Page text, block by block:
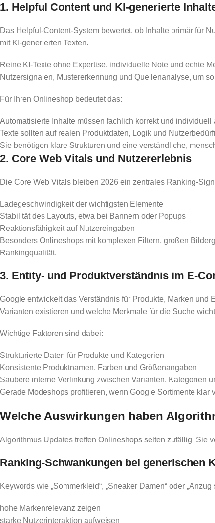
1. Helpful Content und KI-generierte
Das Helpful-Content-System bewertet, ob Inhalte primär für
mit KI-generierten Texten.
Reine KI-Texte ohne Expertise, individuelle Note und echte
Nutzersignalen, Mustererkennung und Quellenanalyse, um
Für Ihren Onlineshop bedeutet das:
Automatisierte Inhalte müssen fachlich korrekt und individuell
Texte sollten auf realen Produktdaten, Logik und
Sie benötigen klare Strukturen und eine verständliche,
2. Core Web Vitals und Nutzererlebnis
Die Core Web Vitals bleiben 2026 ein zentrales Ranking-
Ladegeschwindigkeit der wichtigsten Elemente
Stabilität des Layouts, etwa bei Bannern oder Popups
Reaktionsfähigkeit auf Nutzereingaben
Besonders Onlineshops mit komplexen Filtern, großen
Rankingqualität.
3. Entity- und Produktverständnis im E-
Google entwickelt das Verständnis für Produkte, Marken
Varianten existieren und welche Merkmale für die Suche
Wichtige Faktoren sind dabei:
Strukturierte Daten für Produkte und Kategorien
Konsistente Produktnamen, Farben und Größenangaben
Saubere interne Verlinkung zwischen Varianten, Kategorien
Gerade Modeshops profitieren, wenn Google Sortimente
Welche Auswirkungen haben
Algorithmus Updates treffen Onlineshops selten zufällig. Sie
Ranking-Schwankungen bei generischen
Keywords wie „Sommerkleid“, „Sneaker Damen“ oder
hohe Markenrelevanz zeigen
starke Nutzerinteraktion aufweisen